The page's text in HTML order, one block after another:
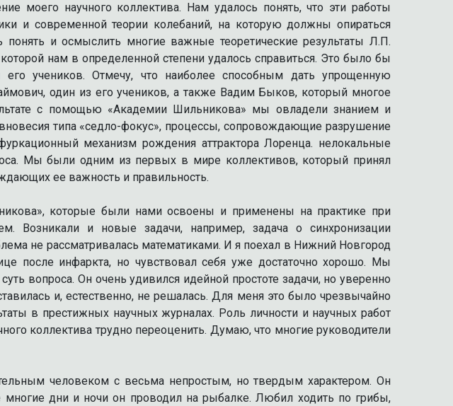
моего научного коллектива. Нам удалось понять, что эти работы
и современной теории колебаний, на которую должны опираться
и осмыслить многие важные теоретические результаты Л.П.
нам в определенной степени удалось справиться. Это было бы
учеников. Отмечу, что наиболее способным дать упрощенную
один из его учеников, а также Вадим Быков, который многое
с помощью «Академии Шильникова» мы овладели знанием и
типа «седло-фокус», процессы, сопровождающие разрушение
механизм рождения аттрактора Лоренца. нелокальные
Мы были одним из первых в мире коллективов, который принял
ее важность и правильность.
которые были нами освоены и применены на практике при
Возникали и новые задачи, например, задача о синхронизации
не рассматривалась математиками. И я поехал в Нижний Новгород
после инфаркта, но чувствовал себя уже достаточно хорошо. Мы
вопроса. Он очень удивился идейной простоте задачи, но уверенно
и, естественно, не решалась. Для меня это было чрезвычайно
в престижных научных журналах. Роль личности и научных работ
коллектива трудно переоценить. Думаю, что многие руководители
человеком с весьма непростым, но твердым характером. Он
дни и ночи он проводил на рыбалке. Любил ходить по грибы,